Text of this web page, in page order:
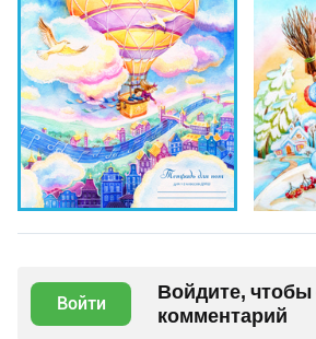
Войти
Войдите, чтобы
комментарий